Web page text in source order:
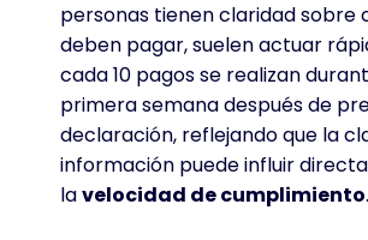
personas tienen claridad sobre
deben pagar, suelen actuar
cada 10 pagos se realizan
primera semana después de
declaración, reflejando que la
información puede influir
lavelocidad de cumplimiento.